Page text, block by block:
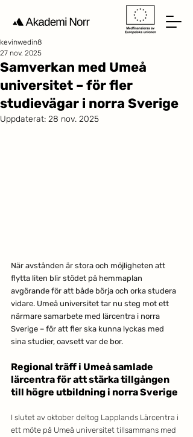
Samverkan med Umeå
universitet – för fler
studievägar i norra Sverige
kevinwedin8
27 nov. 2025
Uppdaterat: 28 nov. 2025
När avstånden är stora och möjligheten att
flytta liten blir stödet på hemmaplan
avgörande för att både börja och orka studera
vidare. Umeå universitet tar nu steg mot ett
närmare samarbete med lärcentra i norra
Sverige – för att fler ska kunna lyckas med
sina studier, oavsett var de bor.
Regional träff i Umeå samlade
lärcentra för att stärka tillgången
till högre utbildning i norra Sverige
I slutet av oktober deltog Lapplands Lärcentra i
ett möte på Umeå universitet tillsammans med